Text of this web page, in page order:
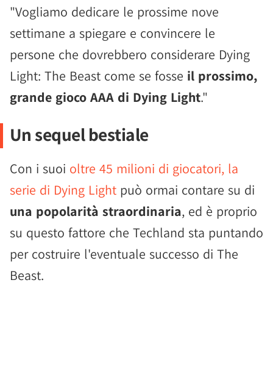
"Vogliamo dedicare le prossime nove
settimane a spiegare e convincere le
persone che dovrebbero considerare Dying
Light: The Beast come se fosse il prossimo,
grande gioco AAA di Dying Light."
Un sequel bestiale
Con i suoi oltre 45 milioni di giocatori, la
serie di Dying Light può ormai contare su di
una popolarità straordinaria, ed è proprio
su questo fattore che Techland sta puntando
per costruire l'eventuale successo di The
Beast.